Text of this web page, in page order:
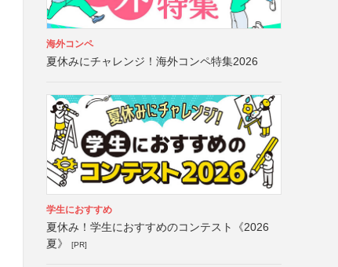
海外コンペ
夏休みにチャレンジ！海外コンペ特集2026
学生におすすめ
夏休み！学生におすすめのコンテスト《2026
夏》
[PR]